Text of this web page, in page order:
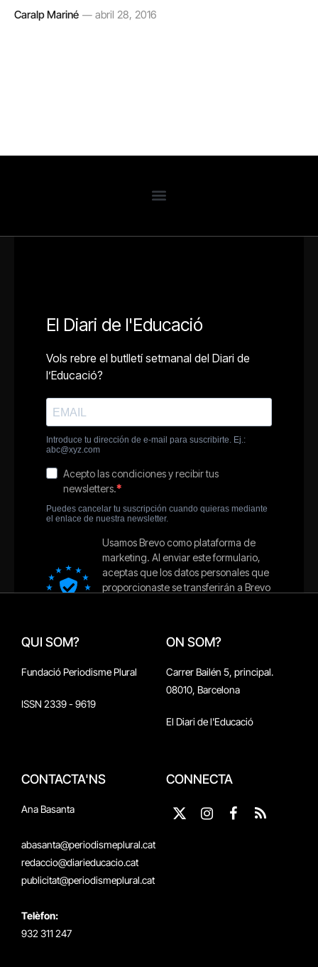
Caralp Mariné abril 28, 2016
QUI SOM?
Fundació Periodisme Plural
ISSN 2339 - 9619
ON SOM?
Carrer Bailén 5, principal.
08010, Barcelona
El Diari de l'Educació
CONTACTA'NS
Ana Basanta
abasanta@periodismeplural.cat
redaccio@diarieducacio.cat
publicitat@periodismeplural.cat
Telèfon:
932 311 247
CONNECTA
X
Instagram
Facebook
RSS